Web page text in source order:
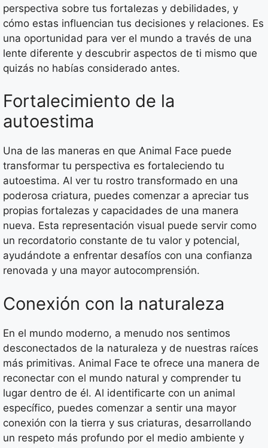
perspectiva sobre tus fortalezas y debilidades, y
cómo estas influencian tus decisiones y relaciones. Es
una oportunidad para ver el mundo a través de una
lente diferente y descubrir aspectos de ti mismo que
quizás no habías considerado antes.
Fortalecimiento de la
autoestima
Una de las maneras en que Animal Face puede
transformar tu perspectiva es fortaleciendo tu
autoestima. Al ver tu rostro transformado en una
poderosa criatura, puedes comenzar a apreciar tus
propias fortalezas y capacidades de una manera
nueva. Esta representación visual puede servir como
un recordatorio constante de tu valor y potencial,
ayudándote a enfrentar desafíos con una confianza
renovada y una mayor autocomprensión.
Conexión con la naturaleza
En el mundo moderno, a menudo nos sentimos
desconectados de la naturaleza y de nuestras raíces
más primitivas. Animal Face te ofrece una manera de
reconectar con el mundo natural y comprender tu
lugar dentro de él. Al identificarte con un animal
específico, puedes comenzar a sentir una mayor
conexión con la tierra y sus criaturas, desarrollando
un respeto más profundo por el medio ambiente y